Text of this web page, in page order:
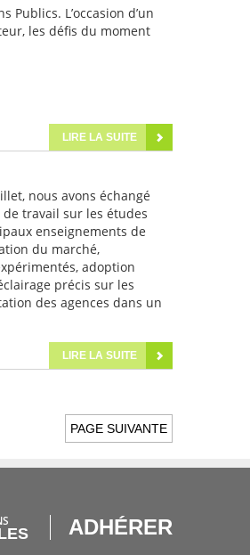
Publics. L’occasion d’un
les défis du moment
LIRE LA SUITE
nous avons échangé
travail sur les études
enseignements de
du marché,
adoption
précis sur les
des agences dans un
LIRE LA SUITE
PAGE SUIVANTE
ADHÉRER